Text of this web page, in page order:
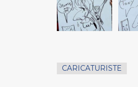
CARICATURISTE